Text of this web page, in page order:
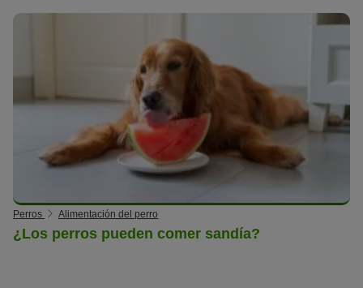
Perros Alimentación del perro
¿Los perros pueden comer sandía?